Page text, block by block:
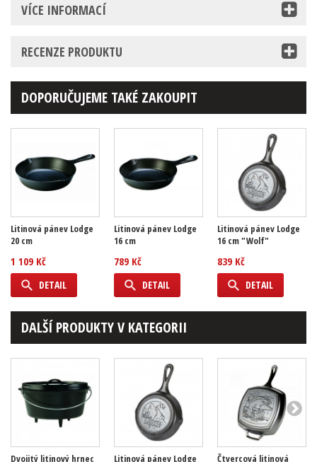
VÍCE INFORMACÍ
RECENZE PRODUKTU
DOPORUČUJEME TAKÉ ZAKOUPIT
Litinová pánev Lodge
20 cm
1 109 Kč
DETAIL
Litinová pánev Lodge
16 cm
789 Kč
DETAIL
Litinová pánev Lodge
16 cm "Wolf"
839 Kč
DETAIL
DALŠÍ PRODUKTY V KATEGORII
Dvojitý litinový hrnec
Litinová pánev Lodge
Čtvercová litinová